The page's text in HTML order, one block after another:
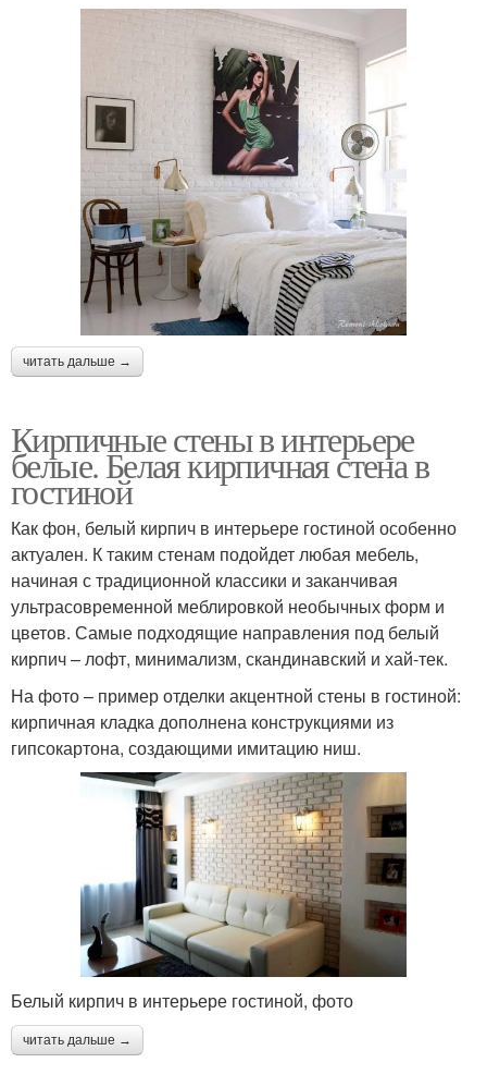
читать дальше →
Кирпичные стены в интерьере
белые. Белая кирпичная стена в
гостиной
Как фон, белый кирпич в интерьере гостиной особенно
актуален. К таким стенам подойдет любая мебель,
начиная с традиционной классики и заканчивая
ультрасовременной меблировкой необычных форм и
цветов. Самые подходящие направления под белый
кирпич – лофт, минимализм, скандинавский и хай-тек.
На фото – пример отделки акцентной стены в гостиной:
кирпичная кладка дополнена конструкциями из
гипсокартона, создающими имитацию ниш.
Белый кирпич в интерьере гостиной, фото
читать дальше →